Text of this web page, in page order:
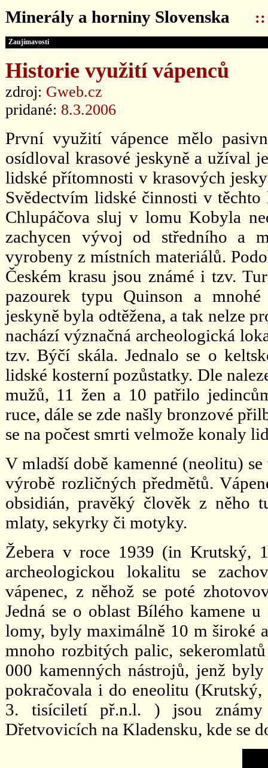
Minerály a horniny Slovenska ::
Zaujímavosti
Historie využití vápenců
zdroj: Gweb.cz
pridané: 8.3.2006
První využití vápence mělo
osídloval krasové jeskyně a užíval
lidské přítomnosti v krasových
Svědectvím lidské činnosti v
Chlupáčova sluj v lomu Kobyla
zachycen vývoj od středního a
vyrobeny z místních materiálů.
Českém krasu jsou známé i tzv.
pazourek typu Quinson a
jeskyně byla odtěžena, a tak nelze
nachází význačná archeologická
tzv. Býčí skála. Jednalo se o
lidské kosterní pozůstatky. Dle
mužů, 11 žen a 10 patřilo
ruce, dále se zde našly bronzové
se na počest smrti velmože konaly
V mladší době kamenné (neolitu)
výrobě rozličných předmětů.
obsidián, pravěký člověk z něho
mlaty, sekyrky či motyky.
Žebera v roce 1939 (in Krutský,
archeologickou lokalitu se
vápenec, z něhož se poté
Jedná se o oblast Bílého kamene
lomy, byly maximálně 10 m široké
mnoho rozbitých palic,
000 kamenných nástrojů, jenž
pokračovala i do eneolitu
3. tisíciletí př.n.l. ) jsou
Dřetvovicích na Kladensku, kde se